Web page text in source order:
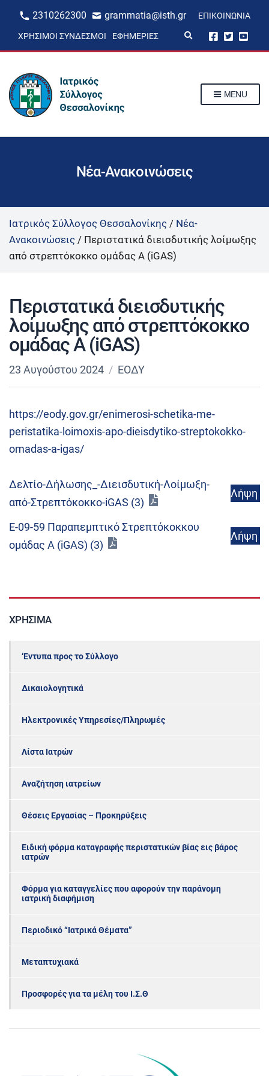
2310262300 grammatia@isth.gr ΕΠΙΚΟΙΝΩΝΊΑ
ΧΡΉΣΙΜΟΙ ΣΎΝΔΕΣΜΟΙ ΕΦΗΜΕΡΊΕΣ
p
m
MENU
Νέα-Ανακοινώσεις
Ιατρικός Σύλλογος Θεσσαλονίκης / Νέα-
Ανακοινώσεις / Περιστατικά διεισδυτικής λοίμωξης
από στρεπτόκοκκο ομάδας Α (iGAS)
Περιστατικά διεισδυτικής
λοίμωξης από στρεπτόκοκκο
ομάδας Α (iGAS)
23 Αυγούστου 2024 ΕΟΔΥ
https://eody.gov.gr/enimerosi-schetika-me-
peristatika-loimoxis-apo-dieisdytiko-streptokokko-
omadas-a-igas/
Δελτίο-Δήλωσης_-Διεισδυτική-Λοίμωξη-
από-Στρεπτόκοκκο-iGAS (3)
Λήψη
Ε-09-59 Παραπεμπτικό Στρεπτόκοκκου
ομάδας Α (iGAS) (3)
Λήψη
ΧΡΉΣΙΜΑ
‘Εντυπα προς το Σύλλογο
Δικαιολογητικά
Ηλεκτρονικές Υπηρεσίες/Πληρωμές
Λίστα Ιατρών
Αναζήτηση ιατρείων
Θέσεις Εργασίας – Προκηρύξεις
Ειδική φόρμα καταγραφής περιστατικών βίας εις βάρος
ιατρών
Φόρμα για καταγγελίες που αφορούν την παράνομη
ιατρική διαφήμιση
Περιοδικό “Ιατρικά Θέματα”
Μεταπτυχιακά
Προσφορές για τα μέλη του Ι.Σ.Θ